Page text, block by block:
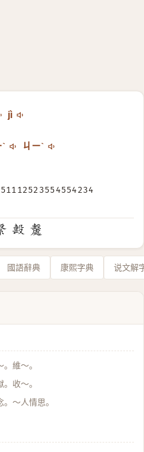
jì
ㄐㄧˋ
國語辭典 康熙字典 说文解
。維～。
。收～。
。～人情思。